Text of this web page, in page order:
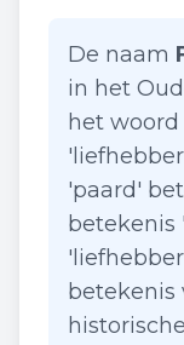
De naam
in het
het woord
'paard'
betekenis
betekenis